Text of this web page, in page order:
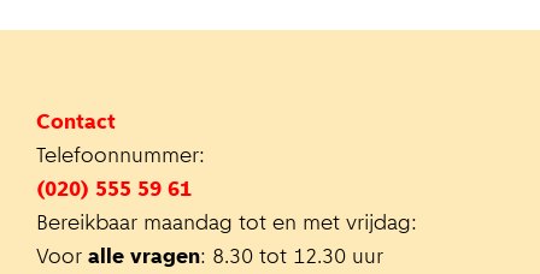
Contact
Telefoonnummer:
(020) 555 59 61
Bereikbaar maandag tot en met vrijdag:
Voor alle vragen: 8.30 tot 12.30 uur